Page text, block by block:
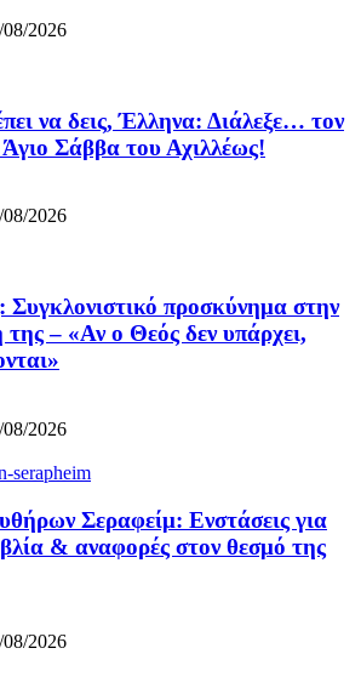
08/2026
να δεις, Έλληνα: Διάλεξε… τον
Σάββα του Αχιλλέως!
08/2026
προσκύνημα στην
– «Αν ο Θεός δεν υπάρχει,
08/2026
Σεραφείμ: Ενστάσεις για
& αναφορές στον θεσμό της
08/2026